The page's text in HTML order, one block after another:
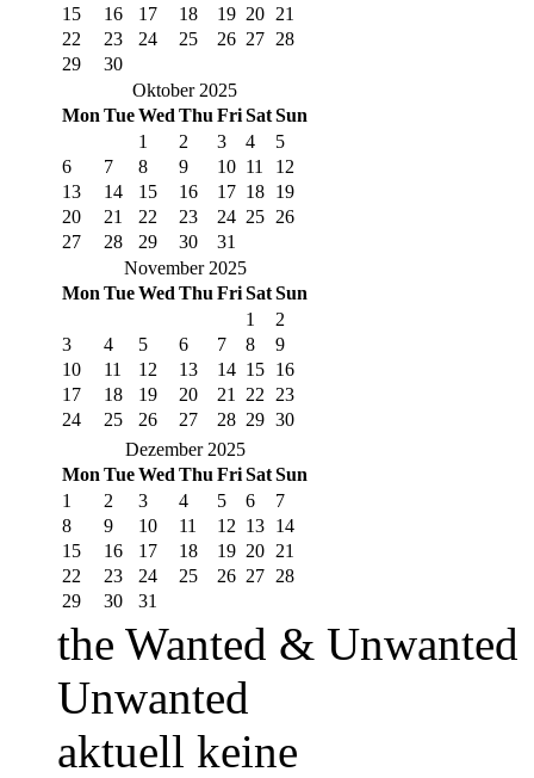
15
16 17 18 19 20 21
22
23 24 25 26 27 28
29
30
Oktober 2025
Mon TueWed Thu FriSatSun
1
2 3 4
5
6
7 8 9 10 11
12
13
14 15 16 17 18 19
20
21 22 23 24 25 26
27
28 29 30
31
November 2025
Mon TueWed Thu FriSatSun
1
2
3
4 5 6 7 8
9
10
11 12 13 14 15 16
17
18 19 20 21 22
23
24
25 26 27 28 29 30
Dezember 2025
Mon TueWed Thu FriSatSun
1
2 3 4 5 6
7
8
9 10 11 12 13 14
15
16 17 18 19 20 21
22
23 24 25 26 27 28
29
30 31
the Wanted & Unwanted
Unwanted
aktuell keine